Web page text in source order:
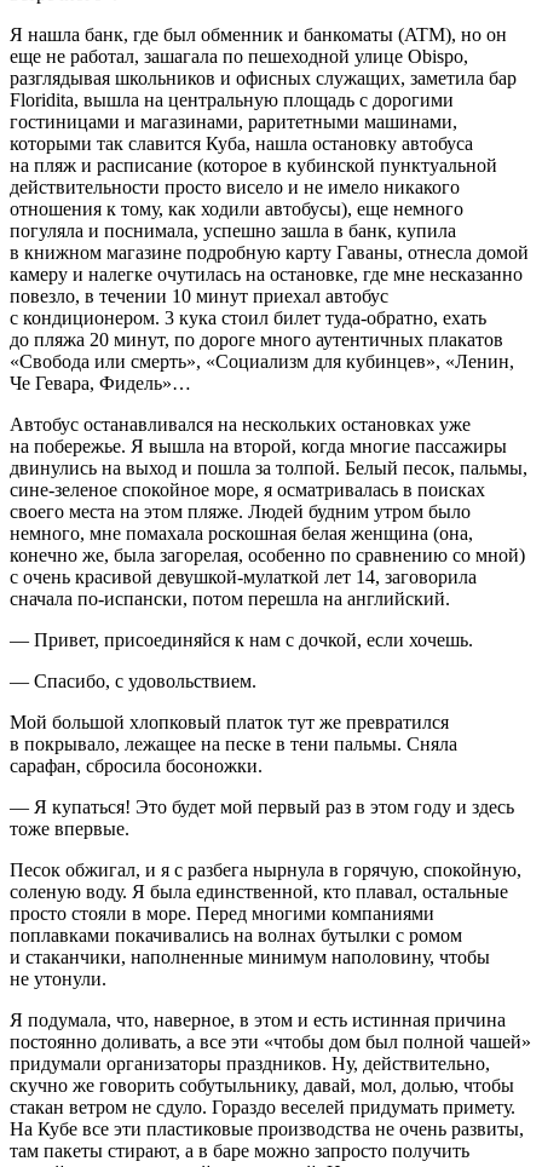
Я нашла банк, где был обменник и банкоматы (ATM), но он
еще не работал, зашагала по пешеходной улице Obispo,
разглядывая школьников и офисных служащих, заметила бар
Floridita, вышла на центральную площадь с дорогими
гостиницами и магазинами, раритетными машинами,
которыми так славится Куба, нашла остановку автобуса
на пляж и расписание (которое в кубинской пунктуальной
действительности просто висело и не имело никакого
отношения к тому, как ходили автобусы), еще немного
погуляла и поснимала, успешно зашла в банк, купила
в книжном магазине подробную карту Гаваны, отнесла домой
камеру и налегке очутилась на остановке, где мне несказанно
повезло, в течении 10 минут приехал автобус
с кондиционером. 3 кука стоил билет туда-обратно, ехать
до пляжа 20 минут, по дороге много аутентичных плакатов
«Свобода или смерть», «Социализм для кубинцев», «Ленин,
Че Гевара, Фидель»…
Автобус останавливался на нескольких остановках уже
на побережье. Я вышла на второй, когда многие пассажиры
двинулись на выход и пошла за толпой. Белый песок, пальмы,
сине-зеленое спокойное море, я осматривалась в поисках
своего места на этом пляже. Людей будним утром было
немного, мне помахала роскошная белая женщина (она,
конечно же, была загорелая, особенно по сравнению со мной)
с очень красивой девушкой-мулаткой лет 14, заговорила
сначала по-испански, потом перешла на английский.
— Привет, присоединяйся к нам с дочкой, если хочешь.
— Спасибо, с удовольствием.
Мой большой хлопковый платок тут же превратился
в покрывало, лежащее на песке в тени пальмы. Сняла
сарафан, сбросила босоножки.
— Я купаться! Это будет мой первый раз в этом году и здесь
тоже впервые.
Песок обжигал, и я с разбега нырнула в горячую, спокойную,
соленую воду. Я была единственной, кто плавал, остальные
просто стояли в море. Перед многими компаниями
поплавками покачивались на волнах бутылки с ромом
и стаканчики, наполненные минимум наполовину, чтобы
не утонули.
Я подумала, что, наверное, в этом и есть истинная причина
постоянно доливать, а все эти «чтобы дом был полной чашей»
придумали организаторы праздников. Ну, действительно,
скучно же говорить собутыльнику, давай, мол, долью, чтобы
стакан ветром не сдуло. Гораздо веселей придумать примету.
На Кубе все эти пластиковые производства не очень развиты,
там пакеты стирают, а в баре можно запросто получить